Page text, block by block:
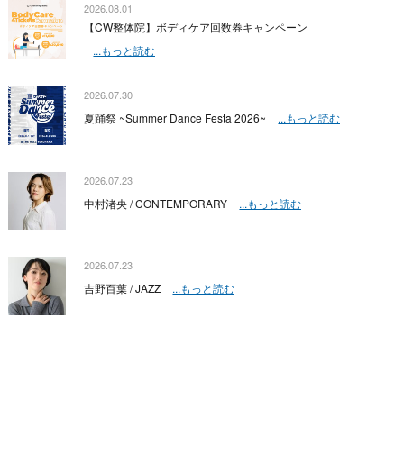
2026.08.01
【CW整体院】ボディケア回数券キャンペーン
...もっと読む
2026.07.30
夏踊祭 ~Summer Dance Festa 2026~ ...もっと読む
2026.07.23
中村渚央 / CONTEMPORARY ...もっと読む
2026.07.23
吉野百葉 / JAZZ ...もっと読む